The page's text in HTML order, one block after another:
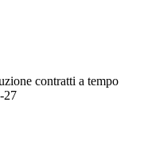
contratti a tempo
27